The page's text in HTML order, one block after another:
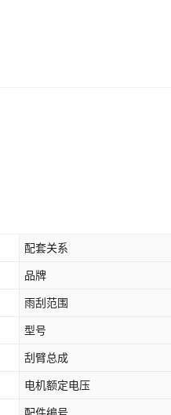
配套关系
品牌
雨刮范围
型号
刮臂总成
电机额定电压
配件编号